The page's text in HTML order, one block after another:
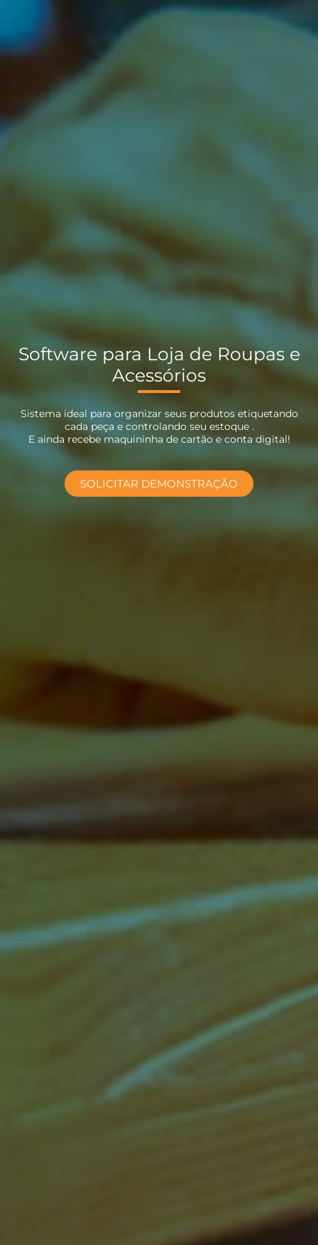
Software para Loja de Roupas e
Acessórios
Sistema ideal para organizar seus produtos etiquetando
cada peça e controlando seu estoque .
E ainda recebe maquininha de cartão e conta digital!
SOLICITAR DEMONSTRAÇÃO